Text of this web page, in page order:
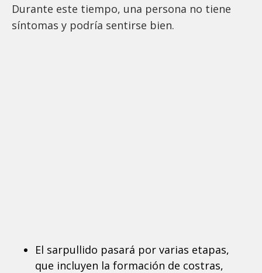
Durante este tiempo, una persona no tiene
síntomas y podría sentirse bien.
El sarpullido pasará por varias etapas,
que incluyen la formación de costras,